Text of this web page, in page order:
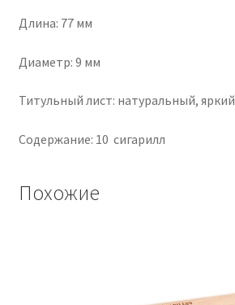
Длина: 77 мм
Диаметр: 9 мм
Титульный лист: натуральный, яркий
Содержание: 10 сигарилл
Похожие